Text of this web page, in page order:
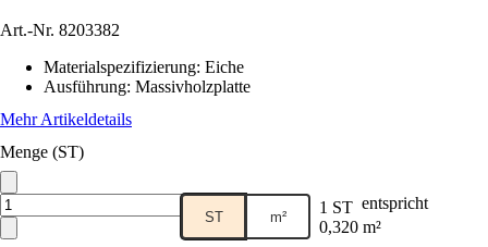
Art.-Nr. 8203382
Materialspezifizierung: Eiche
Ausführung: Massivholzplatte
Mehr Artikeldetails
Menge (ST)
ST m² 1 ST entspricht
0,320 m²